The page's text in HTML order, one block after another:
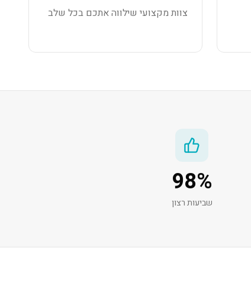
צוות מקצועי שילווה אתכם בכל שלב
98%
שביעות רצון